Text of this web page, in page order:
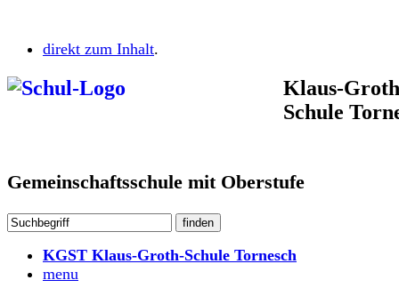
direkt zum Inhalt.
Klaus-
Schule
Gemeinschaftsschule mit Oberstufe
KGST Klaus-Groth-Schule Tornesch
menu